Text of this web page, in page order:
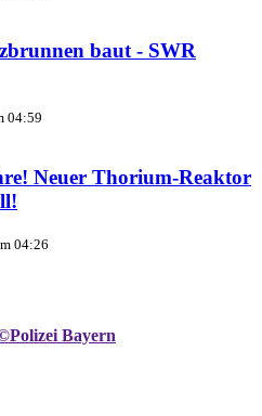
baut - SWR
04:59
Neuer Thorium-Reaktor
04:26
Bayern